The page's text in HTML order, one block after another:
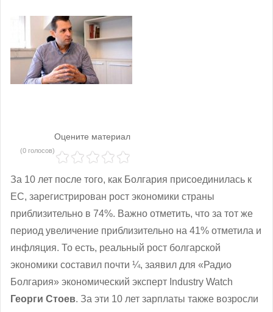
Оцените материал
(0 голосов)
За 10 лет после того, как Болгария присоединилась к
ЕС, зарегистрирован рост экономики страны
приблизительно в 74%. Важно отметить, что за тот же
период увеличение приблизительно на 41% отметила и
инфляция. То есть, реальный рост болгарской
экономики составил почти ¼, заявил для «Радио
Болгария» экономический эксперт Industry Watch
Георги Стоев. За эти 10 лет зарплаты также возросли